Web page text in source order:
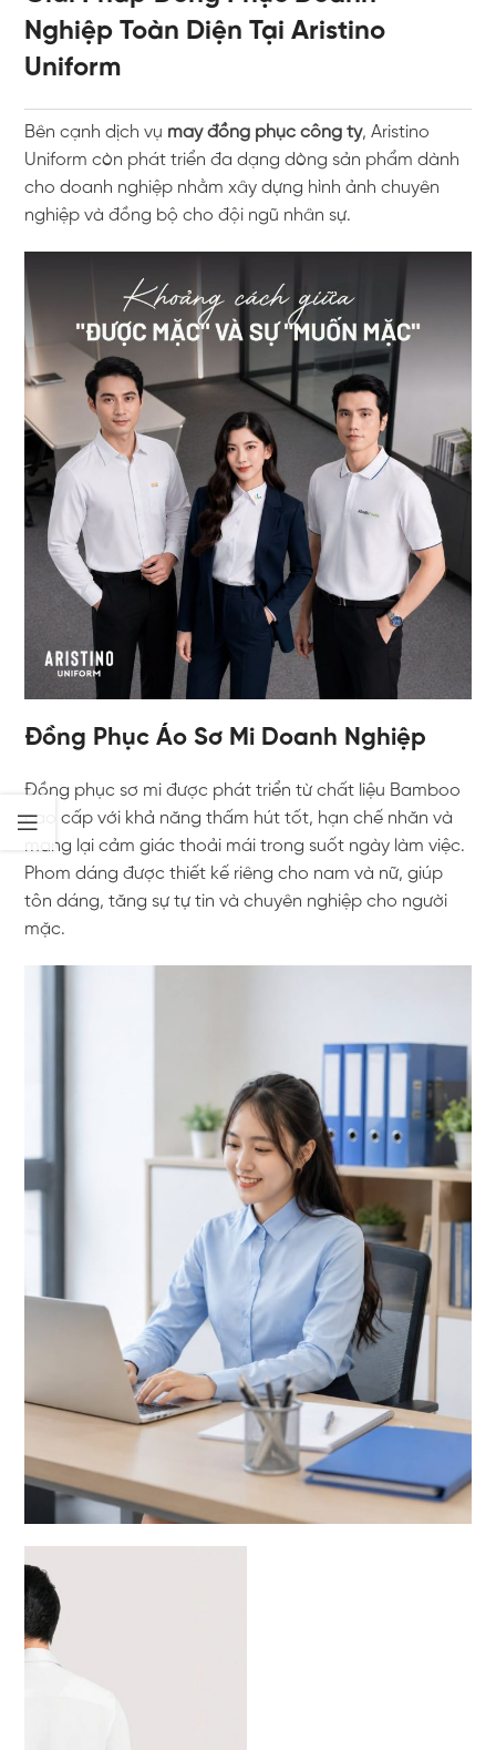
Nghiệp Toàn Diện Tại Aristino
Uniform
Bên cạnh dịch vụ may đồng phục công ty, Aristino
Uniform còn phát triển đa dạng dòng sản phẩm dành
cho doanh nghiệp nhằm xây dựng hình ảnh chuyên
nghiệp và đồng bộ cho đội ngũ nhân sự.
Đồng Phục Áo Sơ Mi Doanh Nghiệp
Đồng phục sơ mi được phát triển từ chất liệu Bamboo
cao cấp với khả năng thấm hút tốt, hạn chế nhăn và
mang lại cảm giác thoải mái trong suốt ngày làm việc.
Phom dáng được thiết kế riêng cho nam và nữ, giúp
tôn dáng, tăng sự tự tin và chuyên nghiệp cho người
mặc.